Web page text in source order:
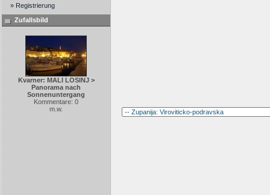
» Registrierung
Zufallsbild
Kvarner: MALI LOSINJ >
Panorama nach
Sonnenuntergang
Kommentare: 0
m.w.